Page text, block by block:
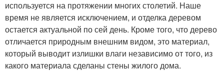
используется на протяжении многих столетий. Наше
время не является исключением, и отделка деревом
остается актуальной по сей день. Кроме того, что дерево
отличается природным внешним видом, это материал,
который выводит излишки влаги независимо от того, из
какого материала сделаны стены жилого дома.